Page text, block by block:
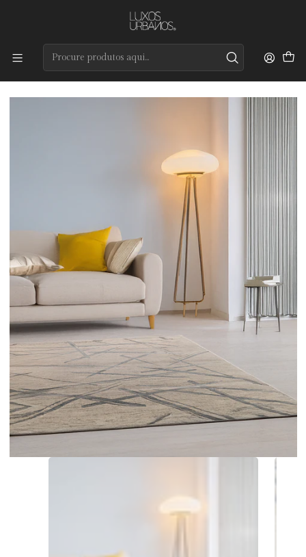
Preços de qualidade e entrega rápida